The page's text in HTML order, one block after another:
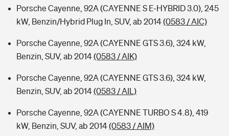
Porsche Cayenne, 92A (CAYENNE S E-HYBRID 3.0), 245
kW, Benzin/Hybrid Plug In, SUV, ab 2014(0583 / AIC)
Porsche Cayenne, 92A (CAYENNE GTS 3.6), 324 kW,
Benzin, SUV, ab 2014(0583 / AIK)
Porsche Cayenne, 92A (CAYENNE GTS 3.6), 324 kW,
Benzin, SUV, ab 2014(0583 / AIL)
Porsche Cayenne, 92A (CAYENNE TURBO S 4.8), 419
kW, Benzin, SUV, ab 2014(0583 / AIM)